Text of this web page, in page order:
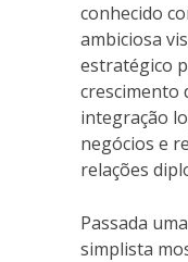
conhecido
ambiciosa
estratégico
crescimento
integração
negócios e
relações
Passada
simplista